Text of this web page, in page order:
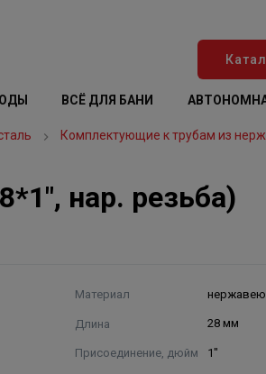
ВСЁ ДЛЯ БАНИ
Комплектующие к трубам из
нар. резьба)
Материал
Длина 28 мм
Присоединение, дюйм 1"